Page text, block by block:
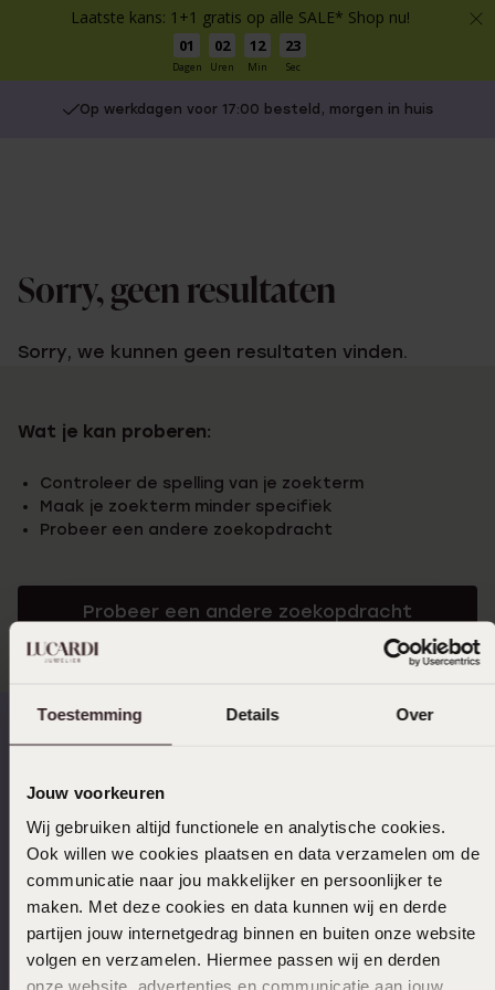
Laatste kans: 1+1 gratis op alle SALE* Shop nu!
01
Dagen
02
Uren
12
Min
23
Sec
Toestemming Details Over
Jouw voorkeuren
Wij gebruiken altijd functionele en analytische cookies.
Ook willen we cookies plaatsen en data verzamelen om de
communicatie naar jou makkelijker en persoonlijker te
maken. Met deze cookies en data kunnen wij en derde
partijen jouw internetgedrag binnen en buiten onze website
volgen en verzamelen. Hiermee passen wij en derden
onze website, advertenties en communicatie aan jouw
Op werkdagen voor 17:00 besteld, morgen in huis
Sorry, geen resultaten
Sorry, we kunnen geen resultaten vinden.
Wat je kan proberen:
Controleer de spelling van je zoekterm
Maak je zoekterm minder specifiek
Probeer een andere zoekopdracht
Probeer een andere zoekopdracht
besteld, morgen in huis
Gratis verzending vanaf
€49
4,67 uit 5 (82.000+
reviews)